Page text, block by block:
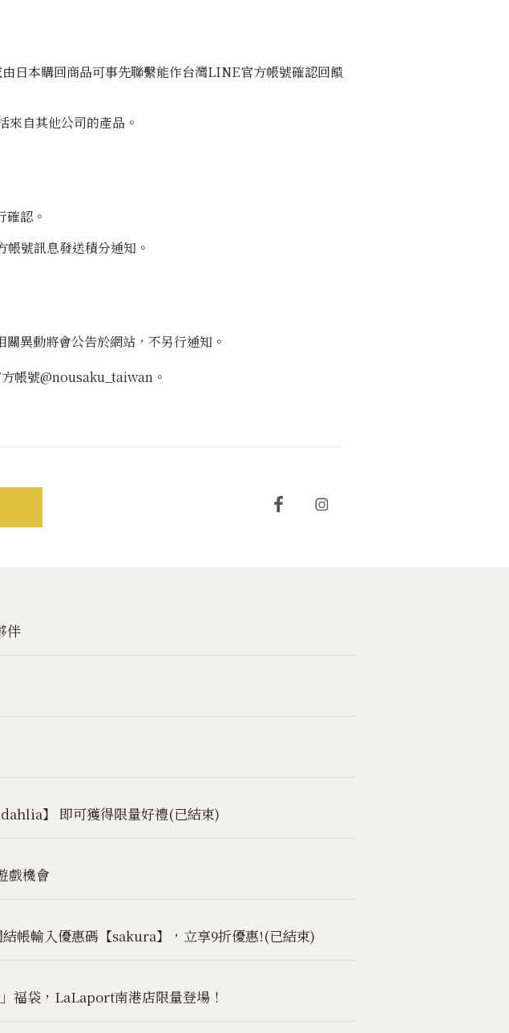
日本購回商品可事先聯繫能作台灣LINE官方帳號確認回饋
自其他公司的產品。
認。
號訊息發送積分通知。
異動將會公告於網站，不另行通知。
帳號@nousaku_taiwan。
伴
】 即可獲得限量好禮(已結束)
戲機會
帳輸入優惠碼【sakura】，立享9折優惠!(已結束)
福袋，LaLaport南港店限量登場！